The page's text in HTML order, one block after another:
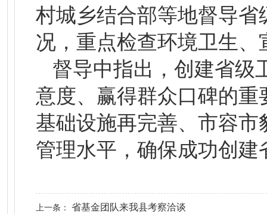
村城乡结合部等地督导
况，重点检查环境卫生
督导中指出，创建省级
意度、赢得群众口碑的
基础设施再完善、市容
管理水平，确保成功创
上一条： 省基金团队来我县考察洽谈